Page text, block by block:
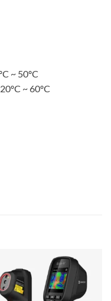
~ 50ºC
~ 60ºC